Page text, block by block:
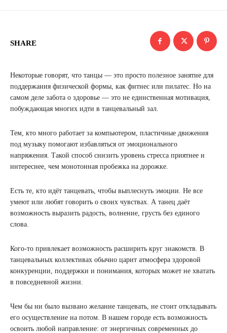
SHARE
Некоторые говорят, что танцы — это просто полезное занятие для
поддержания физической формы, как фитнес или пилатес. Но на
самом деле забота о здоровье — это не единственная мотивация,
побуждающая многих идти в танцевальный зал.
Тем, кто много работает за компьютером, пластичные движения
под музыку помогают избавляться от эмоционального
напряжения. Такой способ снизить уровень стресса приятнее и
интереснее, чем монотонная пробежка на дорожке.
Есть те, кто идёт танцевать, чтобы выплеснуть эмоции. Не все
умеют или любят говорить о своих чувствах. А танец даёт
возможность выразить радость, волнение, грусть без единого
слова.
Кого-то привлекает возможность расширить круг знакомств. В
танцевальных коллективах обычно царит атмосфера здоровой
конкуренции, поддержки и понимания, которых может не хватать
в повседневной жизни.
Чем бы ни было вызвано желание танцевать, не стоит откладывать
его осуществление на потом. В нашем городе есть возможность
освоить любой направление: от энергичных современных до